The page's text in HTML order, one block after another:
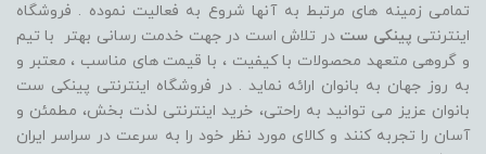
تمامی زمینه های مرتبط به آنها شروع به فعالیت نموده . فروشگاه
اینترنتی پینکی ست در تلاش است در جهت خدمت رسانی بهتر با تیم
و گروهی متعهد محصولات با کیفیت ، با قیمت های مناسب ، معتبر و
به روز جهان به بانوان ارائه نماید . در فروشگاه اینترنتی پینکی ست
بانوان عزیز می توانيد به راحتی، خرید اینترنتی لذت بخش، مطمئن و
آسان را تجربه کنند و کالای مورد نظر خود را به سرعت در سراسر ایران